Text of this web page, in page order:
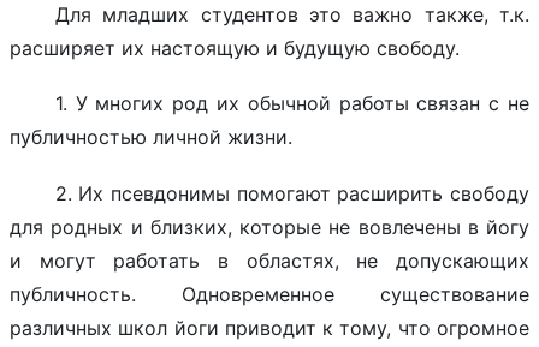
Для младших студентов это важно также, т.к.
расширяет их настоящую и будущую свободу.
1. Умногих род их обычной работы связан с не
публичностью личной жизни.
2. Их псевдонимы помогают расширить свободу
для родных и близких, которые не вовлечены в йогу
и могут работать в областях, не допускающих
публичность. Одновременное существование
различных школ йоги приводит к тому, что огромное